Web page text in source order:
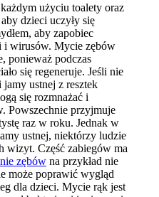
użyciu toalety oraz
dzieci uczyły się
aby zapobiec
i wirusów. Mycie zębów
ponieważ podczas
się regeneruje. Jeśli nie
ustnej z resztek
się rozmnażać i
Powszechnie przyjmuje
raz w roku. Jednak w
ustnej, niektórzy ludzie
wizyt. Część zabiegów ma
zębów na przykład nie
może poprawić wygląd
dla dzieci. Mycie rąk jest